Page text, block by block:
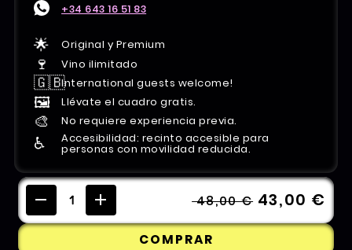
+34 643 16 51 83
🌟 Original y Premium
🍷 Vino ilimitado
🇬🇧International guests welcome!
🖼️ Llévate el cuadro gratis.
🎨 No requiere experiencia previa.
♿️ Accesibilidad: recinto accesible para
personas con movilidad reducida.
48,00 € 43,00 €
COMPRAR